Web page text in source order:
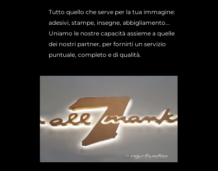
Tutto quello che serve per la tua immagine:
adesivi, stampe, insegne, abbigliamento...
Uniamo le nostre capacità assieme a quelle
dei nostri partner, per fornirti un servizio
puntuale, completo e di qualità.